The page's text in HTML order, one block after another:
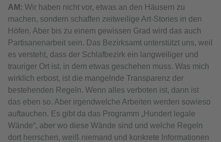
АМ: Wir haben nicht vor, etwas an den Häusern zu
machen, sondern schaffen zeitweilige Art-Stories in den
Höfen. Aber bis zu einem gewissen Grad wird das auch
Partisanenarbeit sein. Das Bezirksamt unterstützt uns, weil
es versteht, dass der Schlafbezirk ein langweiliger und
trauriger Ort ist, in dem etwas geschehen muss. Was mich
wirklich erbost, ist die mangelnde Transparenz der
bestehenden Regeln. Wenn alles verboten ist, dann ist
das eben so. Aber irgendwelche Arbeiten werden sowieso
auftauchen. Es gibt da das Programm „Hundert legale
Wände“, aber wo diese Wände sind und welche Regeln
dort herrschen, weiß niemand und konkrete Informationen